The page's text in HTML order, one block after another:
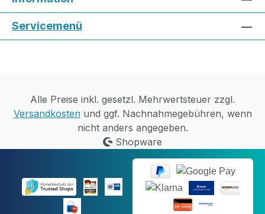
Servicemenü
Alle Preise inkl. gesetzl. Mehrwertsteuer zzgl.
Versandkostenund ggf. Nachnahmegebühren, wenn
nicht anders angegeben.
Shopware